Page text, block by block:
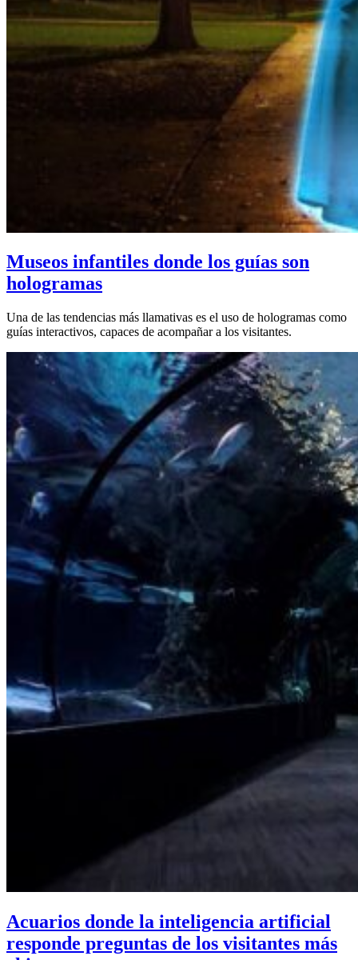
Museos infantiles donde los guías son
hologramas
Una de las tendencias más llamativas es el uso de hologramas como
guías interactivos, capaces de acompañar a los visitantes.
Acuarios donde la inteligencia artificial
responde preguntas de los visitantes más